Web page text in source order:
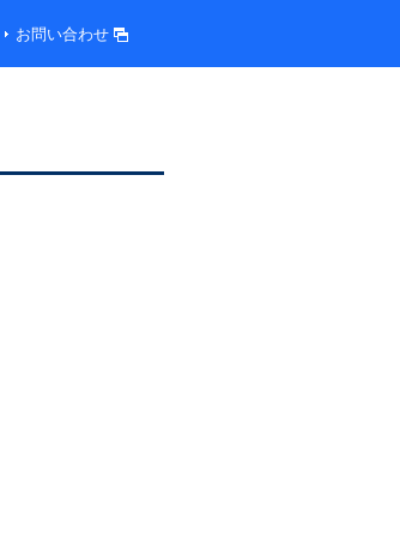
お問い合わせ